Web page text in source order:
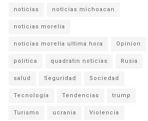
noticias noticias michoacan
noticias morelia
noticias morelia ultima hora Opinion
politica quadratin noticias Rusia
salud Seguridad Sociedad
Tecnología Tendencias trump
Turismo ucrania Violencia